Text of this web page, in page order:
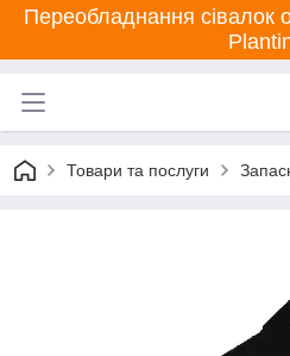
Переобладнання сівалок
Товари та послуги